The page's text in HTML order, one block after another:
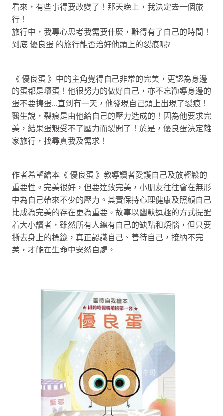
看來，有些事得要改變了！那天晚上，我決定去一個旅
行！
旅行中，我專心思考我需要什麼，難得有了自己的時間！
到底 優良蛋 的旅行能否治好他頭上的裂痕呢?
《 優良蛋 》中的主角覺得自己非常的完美，更認為身邊
的蛋都是壞蛋！他很努力的做好自己，亦不忘勸導身邊的
蛋不要搗蛋…直到有一天，他發現自己頭上出現了裂痕！
醫生說，裂痕是由他給自己的壓力造成的！因為他要求完
美，結果蛋殼受不了壓力而裂開了！於是，優良蛋決定離
家旅行，找尋真我及需求！
作者希望繪本《 優良蛋 》教導讀者愛護自己及放輕鬆的
重要性。完美很好，但要達致完美，小朋友往往會在無形
中為自己帶來不少的壓力。其實保持心理健康及照顧自己
比成為完美的存在更為重要。故事以幽默逗趣的方式提醒
着大小讀者，雖然所有人總有自己的缺點和煩惱，但只要
撕去身上的標籤，真正認識自己、善待自己，接納不完
美，才能在生命中安然自處。